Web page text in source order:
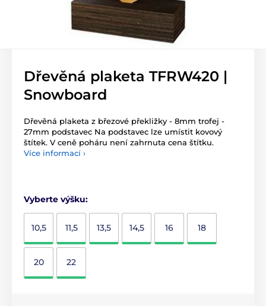
Dřevěná plaketa TFRW420 |
Snowboard
Dřevěná plaketa z březové překližky - 8mm trofej -
27mm podstavec Na podstavec lze umístit kovový
štítek. V ceně poháru není zahrnuta cena štítku.
Více informací ›
Vyberte výšku:
10,5 11,5 13,5 14,5 16 18
20 22